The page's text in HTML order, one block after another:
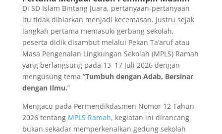
Di SD Islam Bintang Juara, pertanyaan-pertanyaan
itu tidak dibiarkan menjadi kecemasan. Justru sejak
langkah pertama memasuki gerbang sekolah,
peserta didik disambut melalui Pekan Ta’aruf atau
Masa Pengenalan Lingkungan Sekolah (MPLS) Ramah
yang berlangsung pada 13–17 Juli 2026 dengan
mengusung tema “Tumbuh dengan Adab, Bersinar
dengan Ilmu.”
Mengacu pada Permendikdasmen Nomor 12 Tahun
2026 tentang MPLS Ramah, kegiatan ini dirancang
bukan sekadar memperkenalkan gedung sekolah